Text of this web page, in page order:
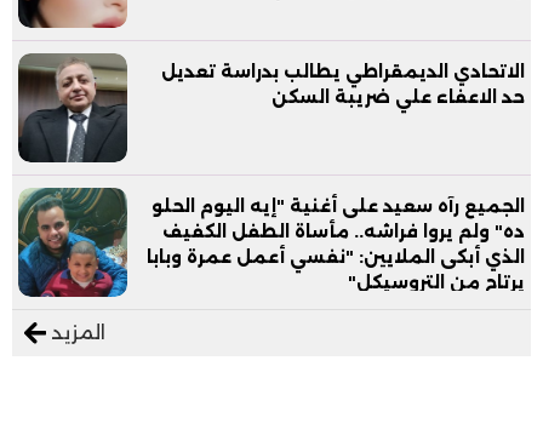
الاتحادي الديمقراطي يطالب بدراسة تعديل
حد الاعفاء علي ضريبة السكن
الجميع رآه سعيد على أغنية "إيه اليوم الحلو
ده" ولم يروا فراشه.. مأساة الطفل الكفيف
الذي أبكى الملايين: "نفسي أعمل عمرة وبابا
يرتاح من التروسيكل"
المزيد